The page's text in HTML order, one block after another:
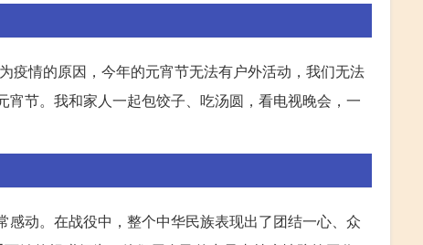
疫情的原因，今年的元宵节无法有户外活动，我们无法
节。我和家人一起包饺子、吃汤圆，看电视晚会，一
动。在战役中，整个中华民族表现出了团结一心、众